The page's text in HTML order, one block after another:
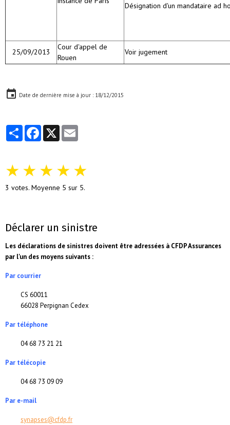
Désignation d'un mandataire ad
25/09/2013
Cour d'appel de
Rouen
Voir jugement
Date de dernière mise à jour : 18/12/2015
PartagerFacebook
X
★★★★★
3 votes. Moyenne 5 sur 5.
Déclarer un sinistre
Les déclarations de sinistres doivent être adressées à CFDP Assurances
par l'un des moyens suivants :
Par courrier
CS 60011
66028 Perpignan Cedex
Par téléphone
04 68 73 21 21
Par télécopie
04 68 73 09 09
Par e-mail
synapses@cfdp.fr